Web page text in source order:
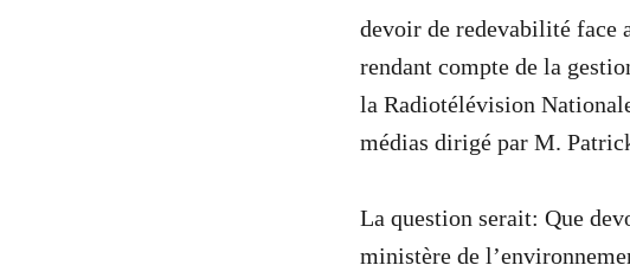
devoir de redevabilité face
rendant compte de la
la Radiotélévision
médias dirigé par M.
La question serait: Que
ministère de